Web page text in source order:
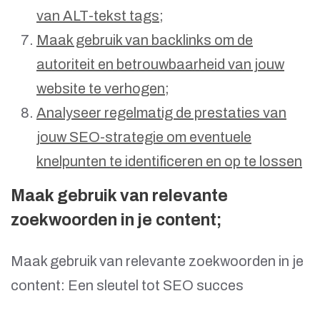
van ALT-tekst tags;
Maak gebruik van backlinks om de
autoriteit en betrouwbaarheid van jouw
website te verhogen;
Analyseer regelmatig de prestaties van
jouw SEO-strategie om eventuele
knelpunten te identificeren en op te lossen
Maak gebruik van relevante
zoekwoorden in je content;
Maak gebruik van relevante zoekwoorden in je
content: Een sleutel tot SEO succes